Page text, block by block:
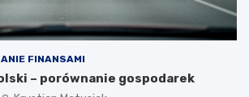
FINANSAMI
– porównanie gospodarek